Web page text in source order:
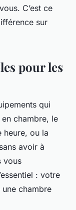
C’est ce
sur
pour les
qui
chambre, le
heure, ou la
avoir à
vous
: votre
chambre